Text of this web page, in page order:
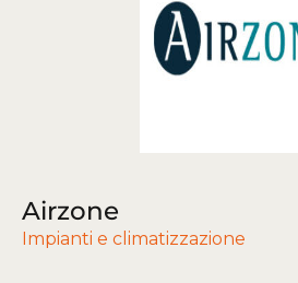
Airzone
Impianti e climatizzazione